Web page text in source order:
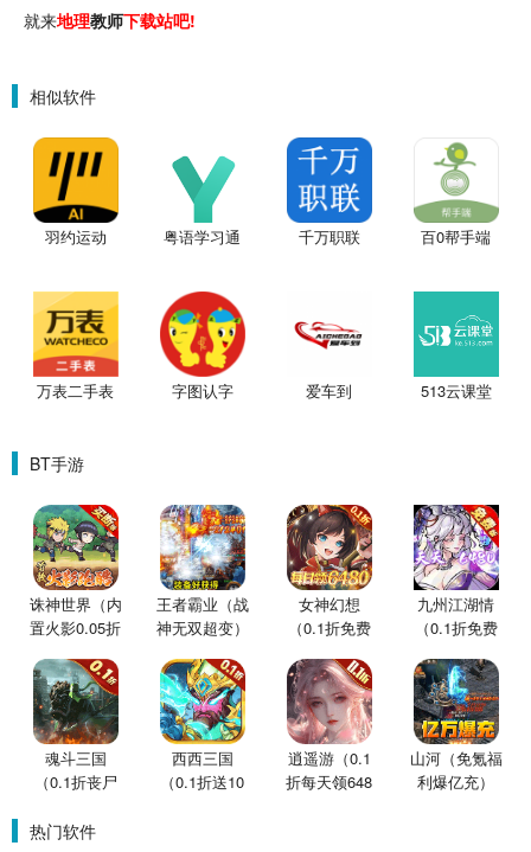
就来地理教师下载站吧!
相似软件
羽约运动 粤语学习通 千万职联 百0帮手端
万表二手表 字图认字 爱车到 513云课堂
BT手游
诛神世界（内
置火影0.05折
王者霸业（战
神无双超变）
女神幻想
（0.1折免费
九州江湖情
（0.1折免费
魂斗三国
（0.1折丧尸
西西三国
（0.1折送10
逍遥游（0.1
折每天领648
山河（免氪福
利爆亿充）
热门软件